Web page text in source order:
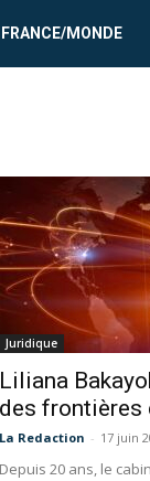
FRANCE/MONDE
Juridique
Liliana
des frontières
La Redaction - 17 juin
Depuis 20 ans, le